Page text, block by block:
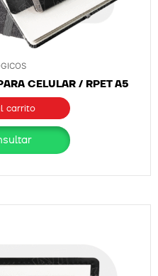
CELULAR / RPET A5
carrito